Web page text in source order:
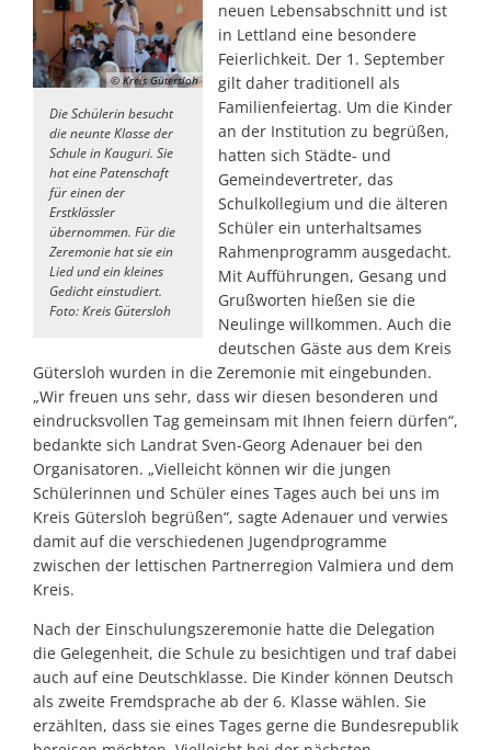
© Kreis Gütersloh
Die Schülerin besucht
die neunte Klasse der
Schule in Kauguri. Sie
hat eine Patenschaft
für einen der
Erstklässler
übernommen. Für die
Zeremonie hat sie ein
Lied und ein kleines
Gedicht einstudiert.
Foto: Kreis Gütersloh
neuen Lebensabschnitt und ist
in Lettland eine besondere
Feierlichkeit. Der 1. September
gilt daher traditionell als
Familienfeiertag. Um die Kinder
an der Institution zu begrüßen,
hatten sich Städte- und
Gemeindevertreter, das
Schulkollegium und die älteren
Schüler ein unterhaltsames
Rahmenprogramm ausgedacht.
Mit Aufführungen, Gesang und
Grußworten hießen sie die
Neulinge willkommen. Auch die
deutschen Gäste aus dem Kreis
Gütersloh wurden in die Zeremonie mit eingebunden.
„Wir freuen uns sehr, dass wir diesen besonderen und
eindrucksvollen Tag gemeinsam mit Ihnen feiern dürfen“,
bedankte sich Landrat Sven-Georg Adenauer bei den
Organisatoren. „Vielleicht können wir die jungen
Schülerinnen und Schüler eines Tages auch bei uns im
Kreis Gütersloh begrüßen“, sagte Adenauer und verwies
damit auf die verschiedenen Jugendprogramme
zwischen der lettischen Partnerregion Valmiera und dem
Kreis.
Nach der Einschulungszeremonie hatte die Delegation
die Gelegenheit, die Schule zu besichtigen und traf dabei
auch auf eine Deutschklasse. Die Kinder können Deutsch
als zweite Fremdsprache ab der 6. Klasse wählen. Sie
erzählten, dass sie eines Tages gerne die Bundesrepublik